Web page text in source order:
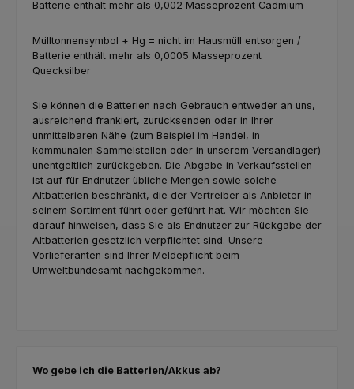
Batterie enthält mehr als 0,002 Masseprozent Cadmium
Mülltonnensymbol + Hg = nicht im Hausmüll entsorgen /
Batterie enthält mehr als 0,0005 Masseprozent
Quecksilber
Sie können die Batterien nach Gebrauch entweder an uns,
ausreichend frankiert, zurücksenden oder in Ihrer
unmittelbaren Nähe (zum Beispiel im Handel, in
kommunalen Sammelstellen oder in unserem Versandlager)
unentgeltlich zurückgeben. Die Abgabe in Verkaufsstellen
ist auf für Endnutzer übliche Mengen sowie solche
Altbatterien beschränkt, die der Vertreiber als Anbieter in
seinem Sortiment führt oder geführt hat. Wir möchten Sie
darauf hinweisen, dass Sie als Endnutzer zur Rückgabe der
Altbatterien gesetzlich verpflichtet sind. Unsere
Vorlieferanten sind Ihrer Meldepflicht beim
Umweltbundesamt nachgekommen.
Wo gebe ich die Batterien/Akkus ab?